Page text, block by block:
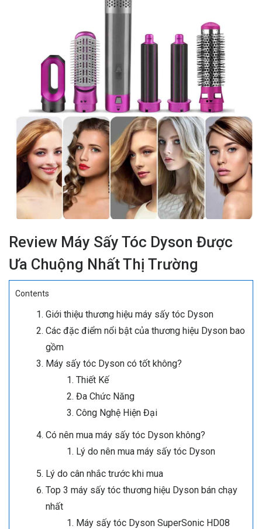
Review Máy Sấy Tóc Dyson Được
Ưa Chuộng Nhất Thị Trường
Contents
Giới thiệu thương hiệu máy sấy tóc Dyson
Các đặc điểm nổi bật của thương hiệu Dyson bao
gồm
Máy sấy tóc Dyson có tốt không?
Thiết Kế
Đa Chức Năng
Công Nghệ Hiện Đại
Có nên mua máy sấy tóc Dyson không?
Lý do nên mua máy sấy tóc Dyson
Lý do cân nhắc trước khi mua
Top 3 máy sấy tóc thương hiệu Dyson bán chạy
nhất
Máy sấy tóc Dyson SuperSonic HD08